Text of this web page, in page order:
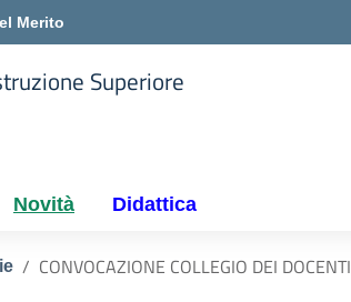
Merito
Superiore
Novità Didattica
CONVOCAZIONE COLLEGIO DEI DOCENTI